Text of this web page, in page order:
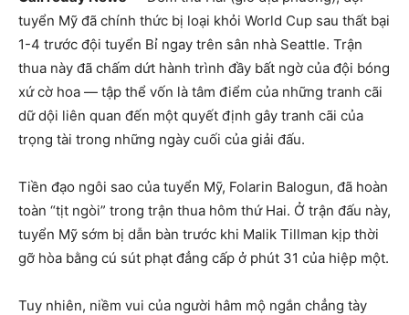
tuyển Mỹ đã chính thức bị loại khỏi World Cup sau thất bại
1-4 trước đội tuyển Bỉ ngay trên sân nhà Seattle. Trận
thua này đã chấm dứt hành trình đầy bất ngờ của đội bóng
xứ cờ hoa — tập thể vốn là tâm điểm của những tranh cãi
dữ dội liên quan đến một quyết định gây tranh cãi của
trọng tài trong những ngày cuối của giải đấu.
Tiền đạo ngôi sao của tuyển Mỹ, Folarin Balogun, đã hoàn
toàn “tịt ngòi” trong trận thua hôm thứ Hai. Ở trận đấu này,
tuyển Mỹ sớm bị dẫn bàn trước khi Malik Tillman kịp thời
gỡ hòa bằng cú sút phạt đẳng cấp ở phút 31 của hiệp một.
Tuy nhiên, niềm vui của người hâm mộ ngắn chẳng tày